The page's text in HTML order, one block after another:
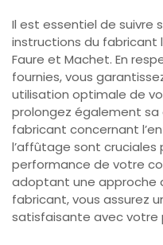
Il est essentiel de suivre
instructions du fabricant
Faure et Machet. En
fournies, vous
utilisation optimale de
prolongez également sa
fabricant concernant
l’affûtage sont cruciales
performance de votre
adoptant une approche
fabricant, vous assurez
satisfaisante avec votre